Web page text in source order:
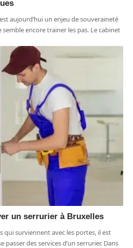
aujourd’hui un enjeu de souveraineté
encore trainer les pas. Le cabinet
un serrurier à Bruxelles
qui surviennent avec les portes, il est
passer des services d’un serrurier. Dans